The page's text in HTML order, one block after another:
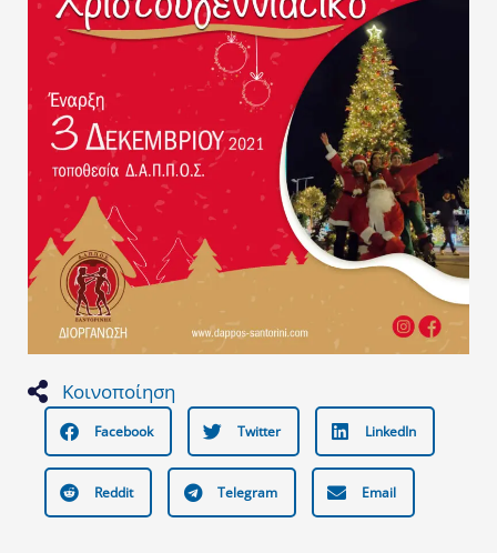
Κοινοποίηση
Facebook Twitter LinkedIn
Reddit Telegram Email